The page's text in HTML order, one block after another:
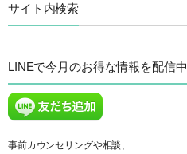
サイト内検索
LINEで今月のお得な情報を配信中
事前カウンセリングや相談、